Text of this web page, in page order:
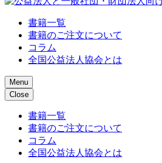
書籍一覧
書籍のご注文について
コラム
全国公益法人協会とは
Menu
Close
書籍一覧
書籍のご注文について
コラム
全国公益法人協会とは